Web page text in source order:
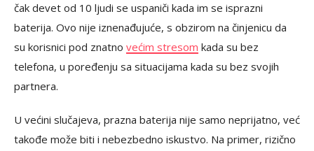
čak devet od 10 ljudi se uspaniči kada im se isprazni
baterija. Ovo nije iznenađujuće, s obzirom na činjenicu da
su korisnici pod znatno većim stresom kada su bez
telefona, u poređenju sa situacijama kada su bez svojih
partnera.
U većini slučajeva, prazna baterija nije samo neprijatno, već
takođe može biti i nebezbedno iskustvo. Na primer, rizično